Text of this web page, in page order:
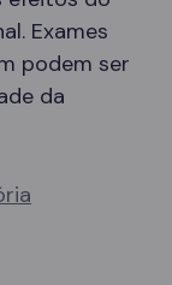
Exames
podem ser
da